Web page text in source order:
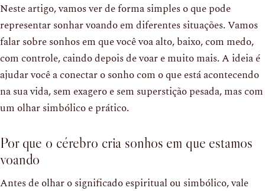
Neste artigo, vamos ver de forma simples o que pode
representar sonhar voando em diferentes situações. Vamos
falar sobre sonhos em que você voa alto, baixo, com medo,
com controle, caindo depois de voar e muito mais. A ideia é
ajudar você a conectar o sonho com o que está acontecendo
na sua vida, sem exagero e sem superstição pesada, mas com
um olhar simbólico e prático.
Por que o cérebro cria sonhos em que estamos
voando
Antes de olhar o significado espiritual ou simbólico, vale